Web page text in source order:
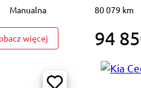
Manualna
więcej: GD321XT#1.2T Edition
80 079 km
94